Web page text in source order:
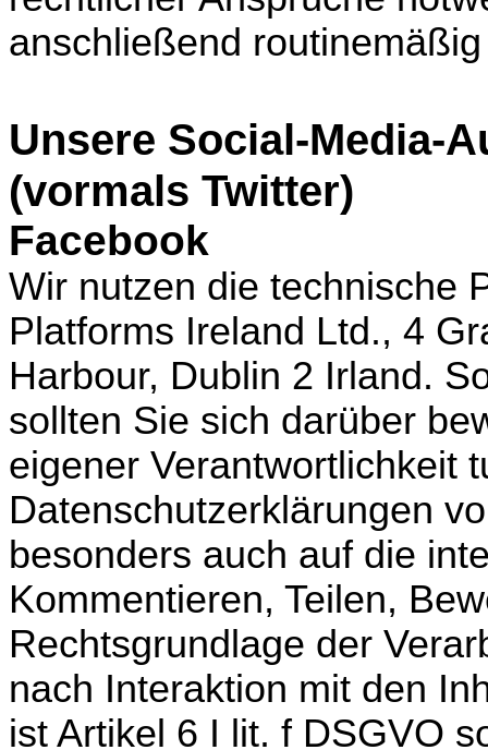
anschließend
Unsere Social-Media-
(vormals Twitter)
Facebook
Wir nutzen die technische
Platforms Ireland Ltd., 4
Harbour, Dublin 2 Irland.
sollten Sie sich darüber
eigener Verantwortlichkeit
Datenschutzerklärungen
besonders auch auf die
Kommentieren, Teilen,
Rechtsgrundlage der
nach Interaktion mit den
ist Artikel 6 I lit. f DSGVO